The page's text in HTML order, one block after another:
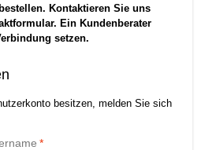
Kontaktieren Sie uns
Ein Kundenberater
setzen.
besitzen, melden Sie sich
*